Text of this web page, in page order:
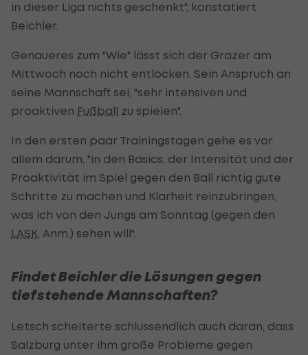
in dieser Liga nichts geschenkt", konstatiert
Beichler.
Genaueres zum "Wie" lässt sich der Grazer am
Mittwoch noch nicht entlocken. Sein Anspruch an
seine Mannschaft sei, "sehr intensiven und
proaktiven Fußball zu spielen".
In den ersten paar Trainingstagen gehe es vor
allem darum, "in den Basics, der Intensität und der
Proaktivität im Spiel gegen den Ball richtig gute
Schritte zu machen und Klarheit reinzubringen,
was ich von den Jungs am Sonntag (gegen den
LASK , Anm.) sehen will".
Findet Beichler die Lösungen gegen
tiefstehende Mannschaften?
Letsch scheiterte schlussendlich auch daran, dass
Salzburg unter ihm große Probleme gegen